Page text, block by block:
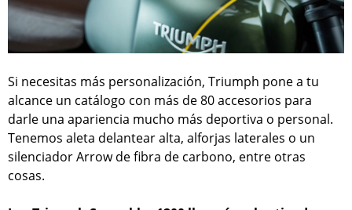
Si necesitas más personalización, Triumph pone a tu
alcance un catálogo con más de 80 accesorios para
darle una apariencia mucho más deportiva o personal.
Tenemos aleta delantear alta, alforjas laterales o un
silenciador Arrow de fibra de carbono, entre otras
cosas.